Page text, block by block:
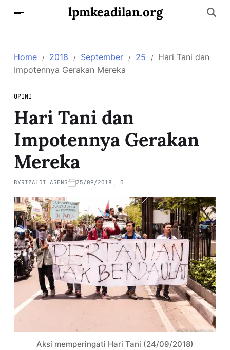
lpmkeadilan.org
Home 2018 September 25
Hari Tani dan
Impotennya Gerakan Mereka
OPINI
Hari Tani dan
Impotennya Gerakan
Mereka
BYRIZALDI AGENG 25/09/2018 0
Aksi memperingati Hari Tani (24/09/2018)